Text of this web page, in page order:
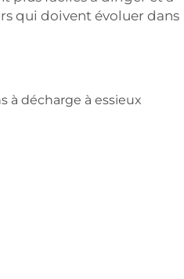
qui doivent évoluer dans